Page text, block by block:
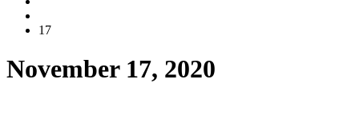
17
November 17, 2020